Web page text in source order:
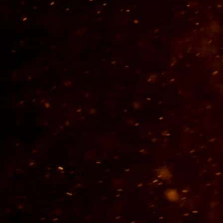
© 2026 Tequilera Corralejo S.A. de C.V.
Corralejo, Pénjamo, Guanajuato C.P. 36927
Tels. 01 (469) 696 4104, 05 y 06.
info@tequilacorralejo.com.mx
Términos y Condiciones